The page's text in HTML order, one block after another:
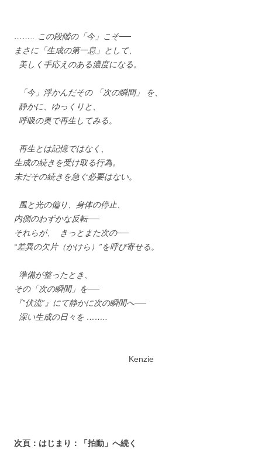
…….. この段階の「今」こそ──
まさに「生成の第一息」として、
美しく手応えのある濃度になる。
「今」浮かんだその 「次の瞬間」 を、
静かに、ゆっくりと、
呼吸の奥で再生してみる。
再生とは記憶ではなく、
生成の続きを受け取る行為。
未だその続きを急ぐ必要はない。
風と光の偏り、身体の停止、
内側のわずかな反転──
それらが、 きっとまた次の──
“差異の欠片（かけら）”を呼び寄せる。
準備が整ったとき、
その「次の瞬間」を──
『”伏流”』にて静かに次の瞬間へ──
深い生成の日々を ……..
Kenzie
次頁：はじまり：「拍動」へ続く